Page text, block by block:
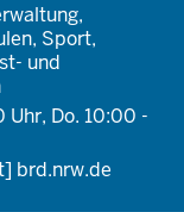
Sport,
und
Uhr, Do. 10:00 -
brd.nrw.de